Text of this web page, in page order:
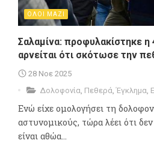
ΟΛΟΙ ΜΑΖΙ
Σαλαμίνα: προφυλακίστηκε η
αρνείται ότι σκότωσε την
28 Νοε 2025
Δολοφονία, Πεθερά,Έγκλημα,
Ενώ είχε ομολογήσει τη
αστυνομικούς, τώρα λέει ότι
είναι αθώα...